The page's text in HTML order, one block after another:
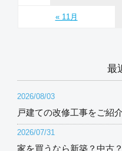
« 11月
最
2026/08/03
戸建ての改修工事をご紹介
2026/07/31
家を買うなら新築？中古